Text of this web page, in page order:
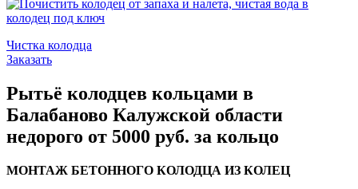
Чистка колодца
Заказать
Рытьё колодцев кольцами в
Балабаново Калужской области
недорого от 5000 руб. за кольцо
МОНТАЖ БЕТОННОГО КОЛОДЦА ИЗ КОЛЕЦ